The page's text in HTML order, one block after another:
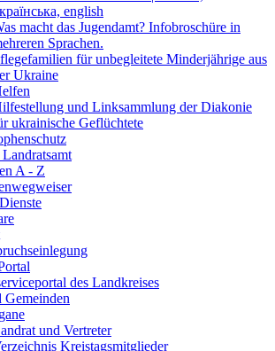
english
macht das Jugendamt? Infobroschüre in
Sprachen.
für unbegleitete Minderjährige aus
Ukraine
und Linksammlung der Diakonie
ukrainische Geflüchtete
A - Z
des Landkreises
Gemeinden
und Vertreter
Kreistagsmitglieder